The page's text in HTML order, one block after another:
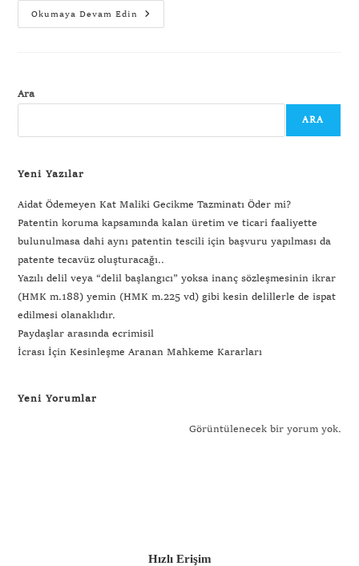
Okumaya Devam Edin
Ara
ARA
Yeni Yazılar
Aidat Ödemeyen Kat Maliki Gecikme Tazminatı Öder mi?
Patentin koruma kapsamında kalan üretim ve ticari faaliyette
bulunulmasa dahi aynı patentin tescili için başvuru yapılması da
patente tecavüz oluşturacağı..
Yazılı delil veya “delil başlangıcı” yoksa inanç sözleşmesinin ikrar
(HMK m.188) yemin (HMK m.225 vd) gibi kesin delillerle de ispat
edilmesi olanaklıdır.
Paydaşlar arasında ecrimisil
İcrası İçin Kesinleşme Aranan Mahkeme Kararları
Yeni Yorumlar
Görüntülenecek bir yorum yok.
Hızlı Erişim